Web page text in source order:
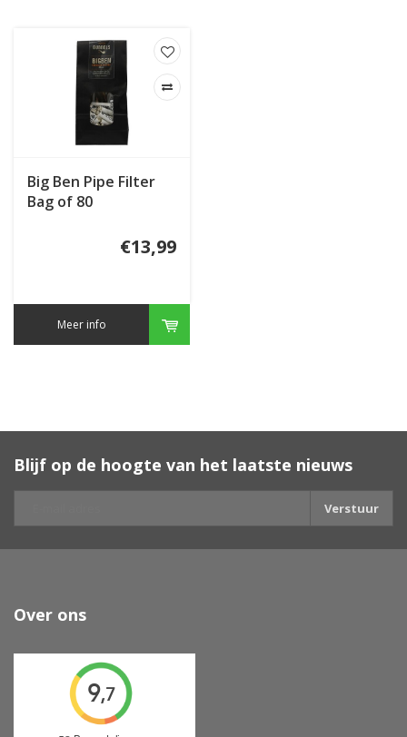
Big Ben Pipe Filter
Bag of 80
€13,99
Meer info
Blijf op de hoogte van het laatste nieuws
Verstuur
Over ons